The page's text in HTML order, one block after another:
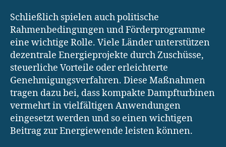
Schließlich spielen auch politische
Rahmenbedingungen und Förderprogramme
eine wichtige Rolle. Viele Länder unterstützen
dezentrale Energieprojekte durch Zuschüsse,
steuerliche Vorteile oder erleichterte
Genehmigungsverfahren. Diese Maßnahmen
tragen dazu bei, dass kompakte Dampfturbinen
vermehrt in vielfältigen Anwendungen
eingesetzt werden und so einen wichtigen
Beitrag zur Energiewende leisten können.